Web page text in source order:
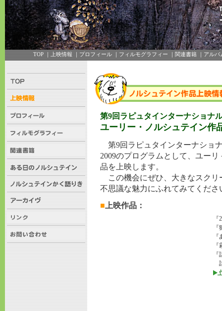
TOP ｜上映情報 ｜ プロフィール ｜ フィルモグラフィー ｜ 関連書籍 ｜ アルバ
第9回ラピュタインターナショナ
ユーリー・ノルシュテイン作
第9回ラピュタインターナショ
2009のプログラムとして、ユー
品を上映します。
この機会にぜひ、大きなスクリ
不思議な魅力にふれてみてくださ
■ 上映作品：